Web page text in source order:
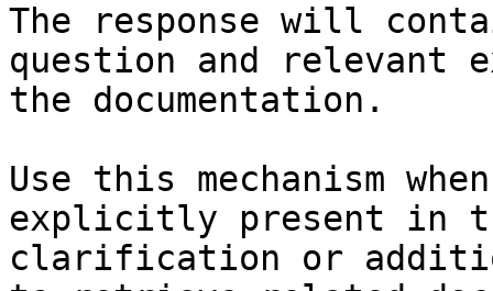
The response will
question and relevant
the documentation.
Use this mechanism
explicitly present in
clarification or